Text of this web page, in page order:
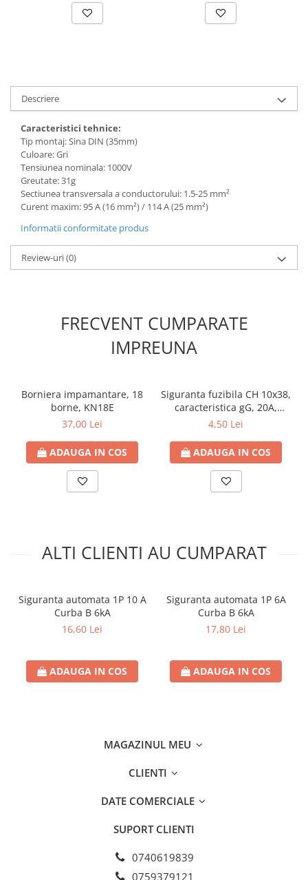
Busbar
Cleme derivatie
Cleme terminale
Cleme Wago
Dispozitive stingere incendii
Compensarea puterii reactive
Separatoare si fuzibile de curent
Descarcatoare de curent continuu
Tablouri echipate PV
Relee si contactoare modulare
Contactoare modulare
Relee de timp
Separatoare de sarcina
Sigurante fuzibile
Sigurante fuzibile tip C,
dimensiune 10x38
dimensiune 14x51
Sigurante fuzibile tip D II
Descriere
Caracteristici tehnice:
Tip montaj: Sina DIN (35mm)
Culoare: Gri
Tensiunea nominala: 1000V
Greutate: 31g
Sectiunea transversala a conductorului: 1.5-25 mm²
Curent maxim: 95 A (16 mm²) / 114 A (25 mm²)
Informatii conformitate produs
Review-uri(0)
FRECVENT CUMPARATE
IMPREUNA
Borniera impamantare, 18
borne, KN18E
37,00 Lei
ADAUGA IN COS
Siguranta fuzibila CH 10x38,
caracteristica gG, 20A,
500VAC
4,50 Lei
ADAUGA IN COS
ALTI CLIENTI AU CUMPARAT
Siguranta automata 1P 10 A
Curba B 6kA
16,60 Lei
ADAUGA IN COS
Siguranta automata 1P 6A
Curba B 6kA
17,80 Lei
ADAUGA IN COS
MAGAZINUL MEU
CLIENTI
DATE COMERCIALE
SUPORT CLIENTI
0740619839
0759379121